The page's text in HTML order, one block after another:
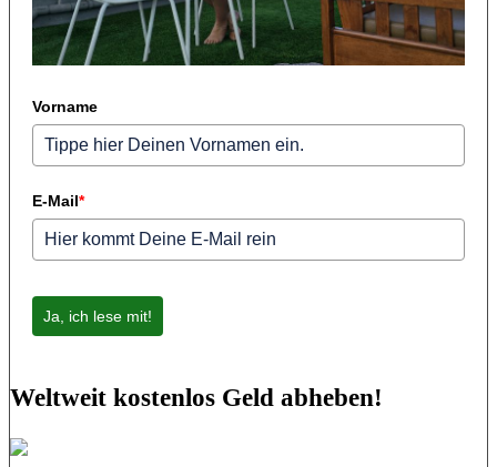
Vorname
E-Mail*
Ja, ich lese mit!
Weltweit kostenlos Geld abheben!